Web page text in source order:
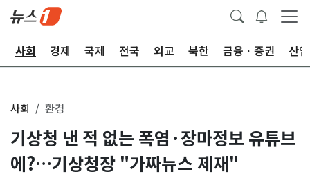
사회 경제 국제 전국 외교 북한 금융ㆍ증권 산업
사회 환경
기상청 낸 적 없는 폭염·장마정보 유튜브
에?…기상청장 "가짜뉴스 제재"